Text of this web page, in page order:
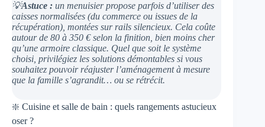
💡Astuce : un menuisier propose parfois d’utiliser des
caisses normalisées (du commerce ou issues de la
récupération), montées sur rails silencieux. Cela coûte
autour de 80 à 350 € selon la finition, bien moins cher
qu’une armoire classique. Quel que soit le système
choisi, privilégiez les solutions démontables si vous
souhaitez pouvoir réajuster l’aménagement à mesure
que la famille s’agrandit… ou se rétrécit.
❇️ Cuisine et salle de bain : quels rangements astucieux
oser ?